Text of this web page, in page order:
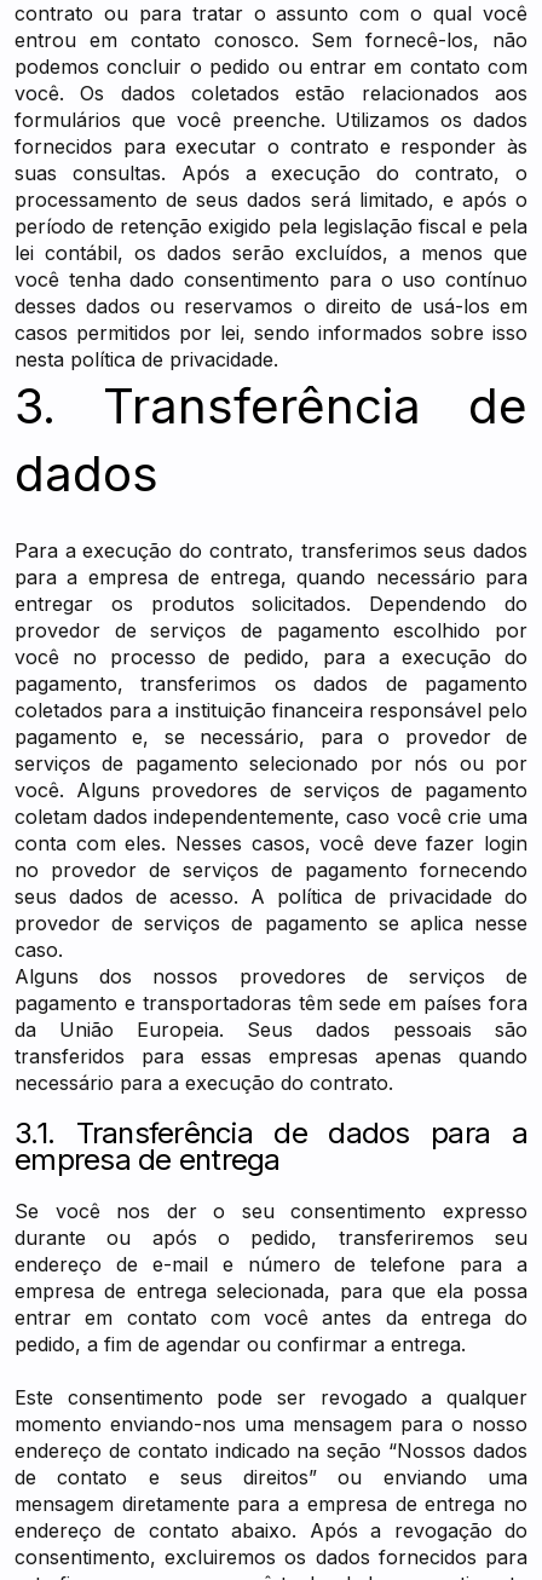
contrato ou para tratar o assunto com o qual você
entrou em contato conosco. Sem fornecê-los, não
podemos concluir o pedido ou entrar em contato com
você. Os dados coletados estão relacionados aos
formulários que você preenche. Utilizamos os dados
fornecidos para executar o contrato e responder às
suas consultas. Após a execução do contrato, o
processamento de seus dados será limitado, e após o
período de retenção exigido pela legislação fiscal e pela
lei contábil, os dados serão excluídos, a menos que
você tenha dado consentimento para o uso contínuo
desses dados ou reservamos o direito de usá-los em
casos permitidos por lei, sendo informados sobre isso
nesta política de privacidade.
3. Transferência de
dados
Para a execução do contrato, transferimos seus dados
para a empresa de entrega, quando necessário para
entregar os produtos solicitados. Dependendo do
provedor de serviços de pagamento escolhido por
você no processo de pedido, para a execução do
pagamento, transferimos os dados de pagamento
coletados para a instituição financeira responsável pelo
pagamento e, se necessário, para o provedor de
serviços de pagamento selecionado por nós ou por
você. Alguns provedores de serviços de pagamento
coletam dados independentemente, caso você crie uma
conta com eles. Nesses casos, você deve fazer login
no provedor de serviços de pagamento fornecendo
seus dados de acesso. A política de privacidade do
provedor de serviços de pagamento se aplica nesse
caso.
Alguns dos nossos provedores de serviços de
pagamento e transportadoras têm sede em países fora
da União Europeia. Seus dados pessoais são
transferidos para essas empresas apenas quando
necessário para a execução do contrato.
3.1. Transferência de dados para a
empresa de entrega
Se você nos der o seu consentimento expresso
durante ou após o pedido, transferiremos seu
endereço de e-mail e número de telefone para a
empresa de entrega selecionada, para que ela possa
entrar em contato com você antes da entrega do
pedido, a fim de agendar ou confirmar a entrega.
Este consentimento pode ser revogado a qualquer
momento enviando-nos uma mensagem para o nosso
endereço de contato indicado na seção “Nossos dados
de contato e seus direitos” ou enviando uma
mensagem diretamente para a empresa de entrega no
endereço de contato abaixo. Após a revogação do
consentimento, excluiremos os dados fornecidos para